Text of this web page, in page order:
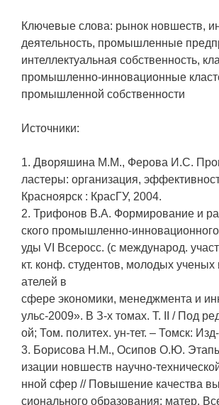
Ключевые слова: рынок новшеств,
деятельность, промышленные
интеллектуальная собственность,
промышленно-инновационные
промышленной собственности
Источники:
1. Дворяшина М.М., Ферова И.С.
ластеры: организация,
Красноярск : КрасГУ, 2004.
2. Трифонов В.А. Формирование и
ского промышленно-
уды VI Всеросс. (с международ.
кт. конф. студентов, молодых
ателей в
сфере экономики, менеджмента и
ульс-2009». В З-х томах. Т. II / Под
ой; Том. политех. ун-тет. – Томск:
3. Борисова Н.М., Осипов О.Ю.
изации новшеств научно-
нной сфер // Повышение качества
сионального образования: матер.